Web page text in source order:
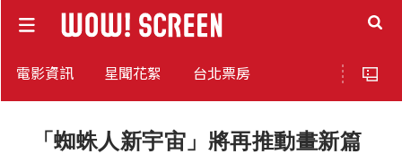
電影資訊 星聞花絮 台北票房
「蜘蛛人新宇宙」將再推動畫新篇